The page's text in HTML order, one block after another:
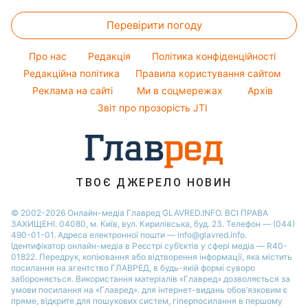
Ані Лорак
Алла Пугачова
Максим Галкін
Настя Каменських
Курс валют
Погода на сьогодні
Погода на завтра
Пилова буря
Фарбування волосся
Гарний манікюр
Модні помилки
Новини моди
Поради від Андре Тана
Перевірити погоду
Про нас Редакція
Політика конфіденційності
Редакційна політика
Правила користування сайтом
Реклама на сайті
Ми в соцмережах
Архів
Звіт про прозорість JTI
ТВОЄ ДЖЕРЕЛО НОВИН
© 2002-2026 Онлайн-медіа Главред GLAVRED.INFO. ВСІ ПРАВА
ЗАХИЩЕНІ. 04080, м. Київ, вул. Кирилівська, буд. 23. Телефон — (044)
490-01-01. Адреса електронної пошти — info@glavred.info.
Ідентифікатор онлайн-медіа в Реєстрі суб’єктів у сфері медіа — R40-
01822. Передрук, копіювання або відтворення інформації, яка містить
посилання на агентство ГЛАВРЕД, в будь-якій формi суворо
забороняється. Використання матеріалів «Главред» дозволяється за
умови посилання на «Главред». для інтернет-видань обов’язковим є
пряме, відкрите для пошукових систем, гіперпосилання в першому